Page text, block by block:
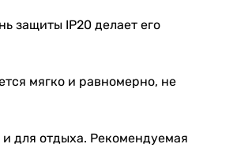
защиты IP20 делает его
мягко и равномерно, не
для отдыха. Рекомендуемая